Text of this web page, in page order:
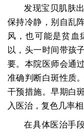
发现宝贝肌肤
保持冷静，别自乱
风，也可能是贫血
以，头一时间带孩
要。本院医师会通
准确判断白斑性质
干预措施。早期白
入医治，复色几率
在具体医治手